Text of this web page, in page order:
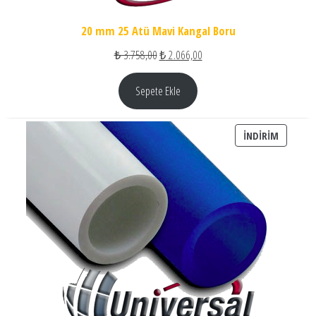
20 mm 25 Atü Mavi Kangal Boru
₺3.758,00Orijinal fiyat: ₺ 3.758,00.
₺2.066,00Şu andaki fiyat: ₺ 2.066,00.
Sepete Ekle
İNDIRIM